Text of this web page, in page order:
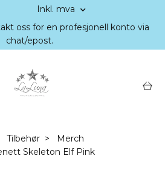
Inkl. mva
oss for en profesjonell konto via
chat/epost.
Tilbehør
Merch
Skeleton Elf Pink